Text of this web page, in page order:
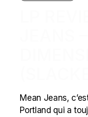
Mean Jeans,
Portland qui a